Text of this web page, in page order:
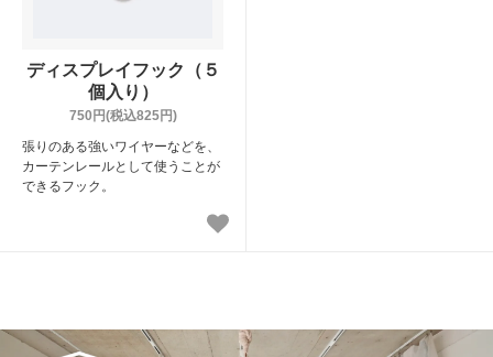
ディスプレイフック（５
個入り）
750円(税込825円)
張りのある強いワイヤーなどを、
カーテンレールとして使うことが
できるフック。